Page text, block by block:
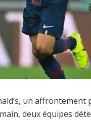
un
deux équipes